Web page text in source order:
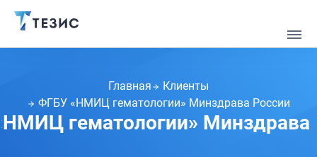
Главная
Клиенты
ФГБУ «НМИЦ гематологии» Минздрава России
гематологии» Минздрава